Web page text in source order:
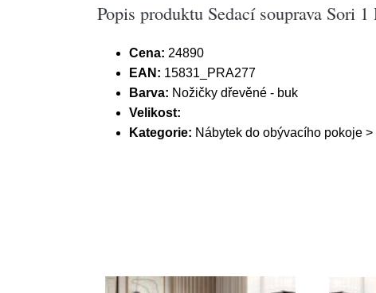
Popis produktu Sedací souprava Sori
Cena: 24890
EAN: 15831_PRA277
Barva: Nožičky dřevěné - buk
Velikost:
Kategorie: Nábytek do obývacího pokoje